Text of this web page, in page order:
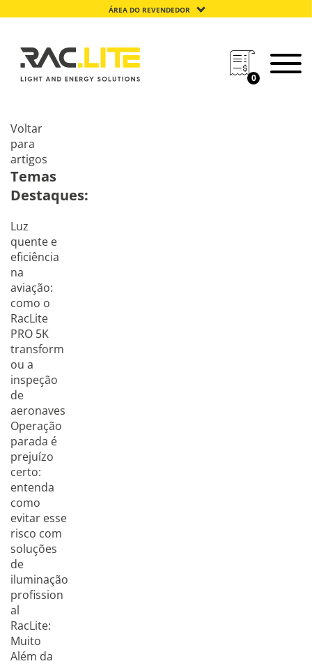
ÁREA DO REVENDEDOR
0
Voltar
para
artigos
Temas
Destaques:
Luz
quente e
eficiência
na
aviação:
como o
RacLite
PRO 5K
transform
ou a
inspeção
de
aeronaves
Operação
parada é
prejuízo
certo:
entenda
como
evitar esse
risco com
soluções
de
iluminação
profission
al
RacLite:
Muito
Além da